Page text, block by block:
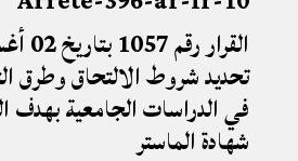
تحديد شروط الالتحاق وطرق
في الدراسات الجامعية
شهادة الماستر